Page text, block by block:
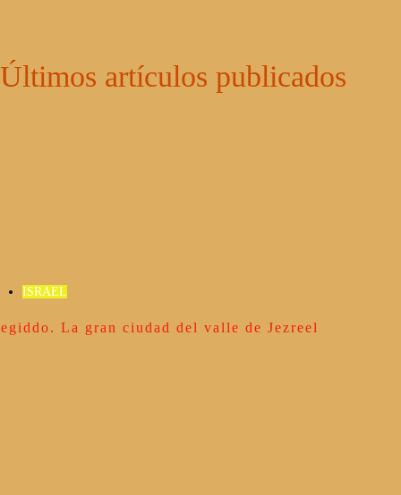
Últimos artículos publicados
ISRAEL
La gran ciudad del valle de Jezreel